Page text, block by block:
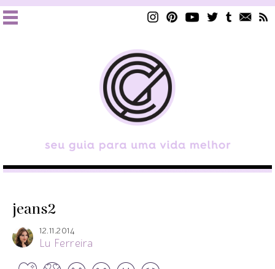
jeans2
12.11.2014
Lu Ferreira